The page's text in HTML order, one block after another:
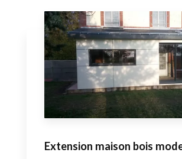
Extension maison bois